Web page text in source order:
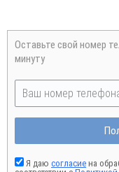
Оставьте свой номер
минуту
Я даю согласие на